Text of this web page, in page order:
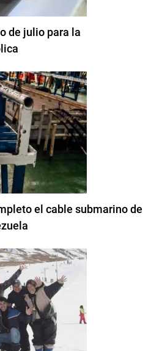
de julio para la
el cable submarino de